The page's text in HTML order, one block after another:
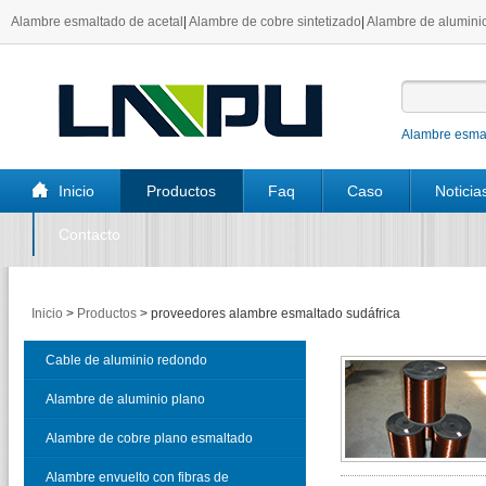
Alambre esmaltado de acetal Alambre de cobre sintetizado Alambre de
Alambre
Inicio Productos Faq Caso
Contacto
Inicio > Productos > proveedores alambre esmaltado sudáfrica
Cable de aluminio redondo
esmaltado
Alambre de aluminio plano
esmaltado
Alambre de cobre plano esmaltado
Alambre envuelto con fibras de